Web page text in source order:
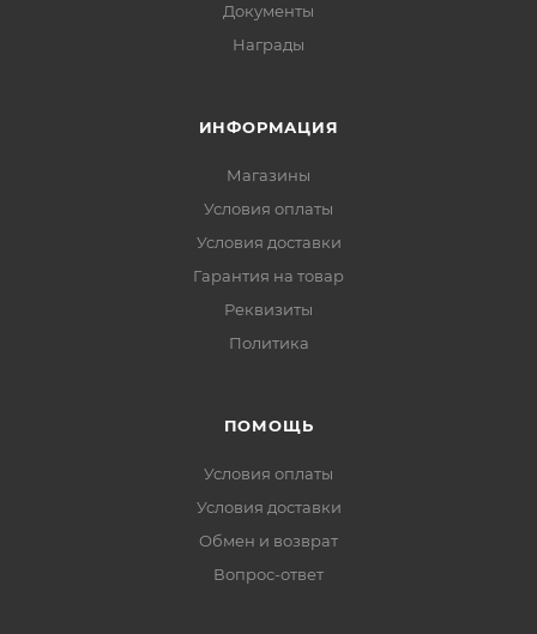
Документы
Награды
ИНФОРМАЦИЯ
Магазины
Условия оплаты
Условия доставки
Гарантия на товар
Реквизиты
Политика
ПОМОЩЬ
Условия оплаты
Условия доставки
Обмен и возврат
Вопрос-ответ